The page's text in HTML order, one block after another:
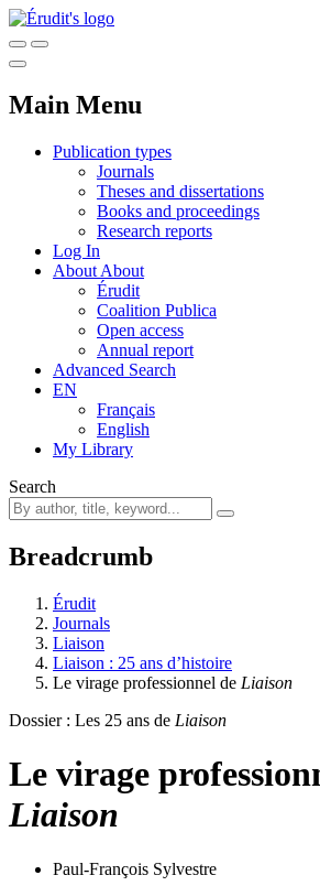
Main Menu
Publication types
Journals
Theses and dissertations
Books and proceedings
Research reports
Log In
About About
Érudit
Coalition Publica
Open access
Annual report
Advanced Search
EN
Français
English
My Library
Search
Breadcrumb
Érudit
Journals
Liaison
Liaison : 25 ans d’histoire
Le virage professionnel de Liaison
Dossier : Les 25 ans de Liaison
Le virage
Liaison
Paul-François Sylvestre